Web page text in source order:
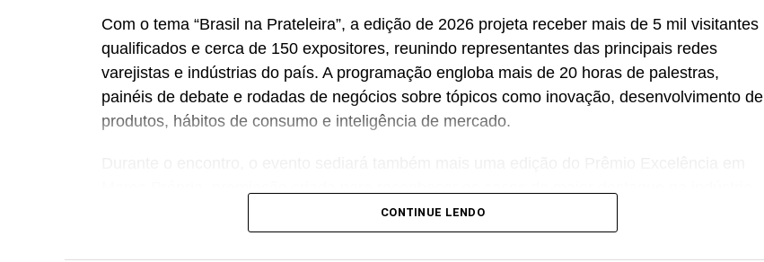
Com o tema “Brasil na Prateleira”, a edição de 2026 projeta receber mais de 5 mil visitantes
qualificados e cerca de 150 expositores, reunindo representantes das principais redes
varejistas e indústrias do país. A programação engloba mais de 20 horas de palestras,
painéis de debate e rodadas de negócios sobre tópicos como inovação, desenvolvimento de
produtos, hábitos de consumo e inteligência de mercado.
e no varejo nacional. Entre as empresas com presença executiva confirmada estão
Carrefour, Assaí Atacadista, Magalu, Panvel, Pague Menos, Rappi e Dalben. “As marcas
CONTINUE LENDO